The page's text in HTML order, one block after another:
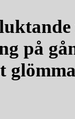
på
glömma